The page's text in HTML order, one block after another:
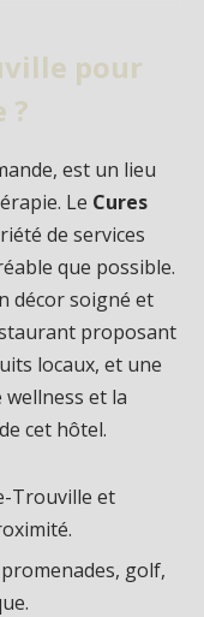
pour
?
est un lieu
Le Cures
de services
que possible.
décor soigné et
proposant
locaux, et une
wellness et la
cet hôtel.
Trouville et
golf,